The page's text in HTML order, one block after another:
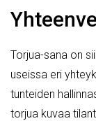
Torjua-sana on
useissa eri
tunteiden
torjua kuvaa